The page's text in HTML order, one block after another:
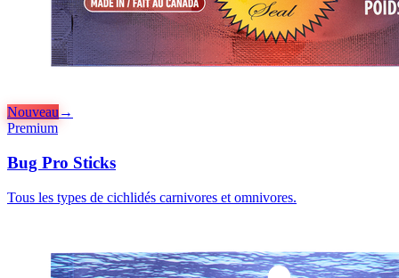
Nouveau →
Premium
Bug Pro Sticks
Tous les types de cichlidés carnivores et omnivores.